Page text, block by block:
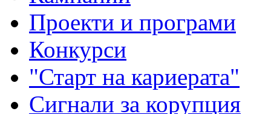
Проекти и програми
Конкурси
"Старт на кариерата"
Сигнали за корупция